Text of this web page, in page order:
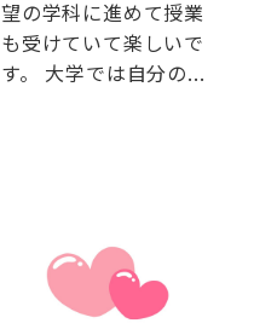
望の学科に進めて授業
も受けていて楽しいで
す。 大学では自分の...